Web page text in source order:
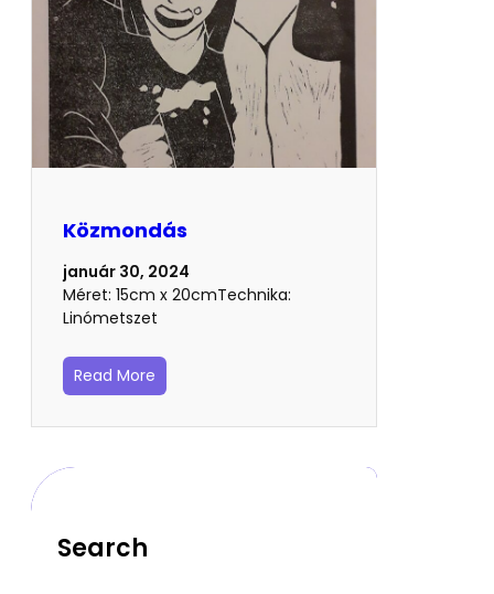
Közmondás
január 30, 2024
Méret: 15cm x 20cmTechnika:
Linómetszet
Read More
Search